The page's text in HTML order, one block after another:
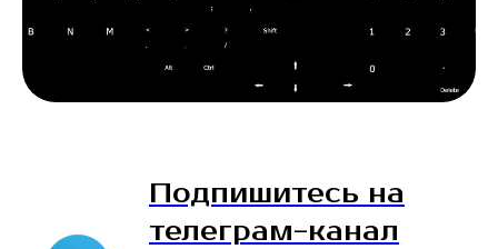
Подпишитесь на
телеграм-канал